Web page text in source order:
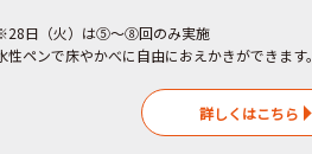
日（火）は⑤～⑧回のみ実施
性ペンで床やかべに自由におえかきができます。
詳しくはこちら